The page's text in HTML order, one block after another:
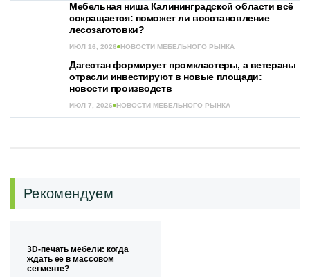
Мебельная ниша Калининградской области всё
сокращается: поможет ли восстановление
лесозаготовки?
ИЮЛ 16, 2026 НОВОСТИ МЕБЕЛЬНОГО РЫНКА
Дагестан формирует промкластеры, а ветераны
отрасли инвестируют в новые площади:
новости производств
ИЮЛ 7, 2026 НОВОСТИ МЕБЕЛЬНОГО РЫНКА
Рекомендуем
3D-печать мебели: когда
ждать её в массовом
сегменте?